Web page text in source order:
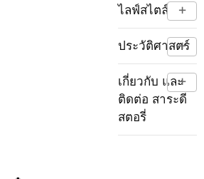
ไลฟ์สไตล์ +
ประวัติศาสตร์
+
เกี่ยวกับ และ
ติดต่อ สาระดี
สตอรี่
+